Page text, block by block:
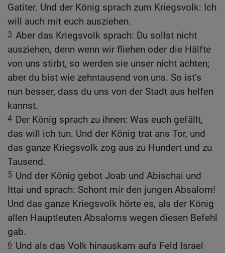
Gatiter. Und der König sprach zum Kriegsvolk: Ich
will auch mit euch ausziehen.
3 Aber das Kriegsvolk sprach: Du sollst nicht
ausziehen, denn wenn wir fliehen oder die Hälfte
von uns stirbt, so werden sie unser nicht achten;
aber du bist wie zehntausend von uns. So ist’s
nun besser, dass du uns von der Stadt aus helfen
kannst.
4 Der König sprach zu ihnen: Was euch gefällt,
das will ich tun. Und der König trat ans Tor, und
das ganze Kriegsvolk zog aus zu Hundert und zu
Tausend.
5 Und der König gebot Joab und Abischai und
Ittai und sprach: Schont mir den jungen Absalom!
Und das ganze Kriegsvolk hörte es, als der König
allen Hauptleuten Absaloms wegen diesen Befehl
gab.
6 Und als das Volk hinauskam aufs Feld Israel